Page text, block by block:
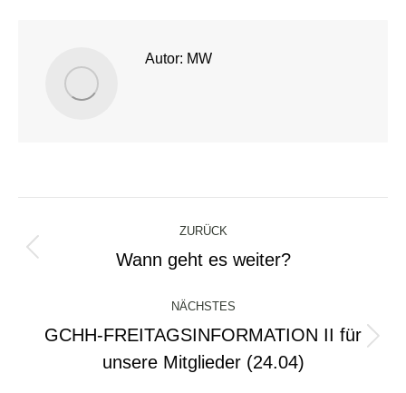
Autor: MW
Kommentarnavigation
ZURÜCK
Vorheriger
Wann geht es weiter?
NÄCHSTES
Beitrag:
GCHH-FREITAGSINFORMATION II für
unsere Mitglieder (24.04)